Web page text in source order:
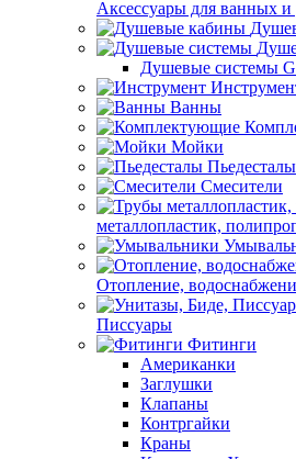
Аксессуары для ванных
Душевые системы
Ванны
Мойки
Пьедесталы
Смесители
металлопластик,
Отопление,
Писсуары
Фитинги
Американки
Заглушки
Клапаны
Контргайки
Краны